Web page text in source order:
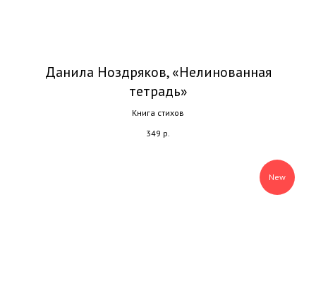
Данила Ноздряков, «Нелинованная
тетрадь»
Книга стихов
349 р.
New